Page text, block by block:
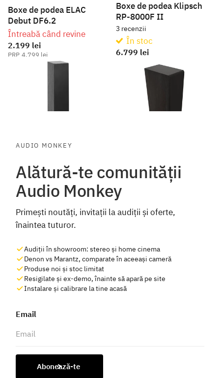
Boxe de podea ELAC
Debut DF6.2
Întreabă când revine
2.199 lei
4.799 lei
Boxe de podea Klipsch
RP-8000F II
3 recenzii
În stoc
6.799 lei
Vezi opțiuni
AUDIO MONKEY
Alătură-te comunității
Audio Monkey
Primești noutăți, invitații la audiții și oferte,
înaintea tuturor.
Audiții în showroom: stereo și home cinema
Denon vs Marantz, comparate în aceeași cameră
Produse noi și stoc limitat
Resigilate și ex-demo, înainte să apară pe site
Instalare și calibrare la tine acasă
Email
Abonează-te